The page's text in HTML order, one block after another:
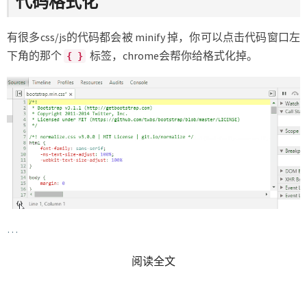
有很多css/js的代码都会被 minify 掉，你可以点击代码窗口左
下角的那个 { } 标签，chrome会帮你给格式化掉。
…
阅读全文READ MORE